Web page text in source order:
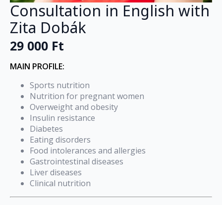
Consultation in English with
Zita Dobák
29 000 Ft
MAIN PROFILE:
Sports nutrition
Nutrition for pregnant women
Overweight and obesity
Insulin resistance
Diabetes
Eating disorders
Food intolerances and allergies
Gastrointestinal diseases
Liver diseases
Clinical nutrition